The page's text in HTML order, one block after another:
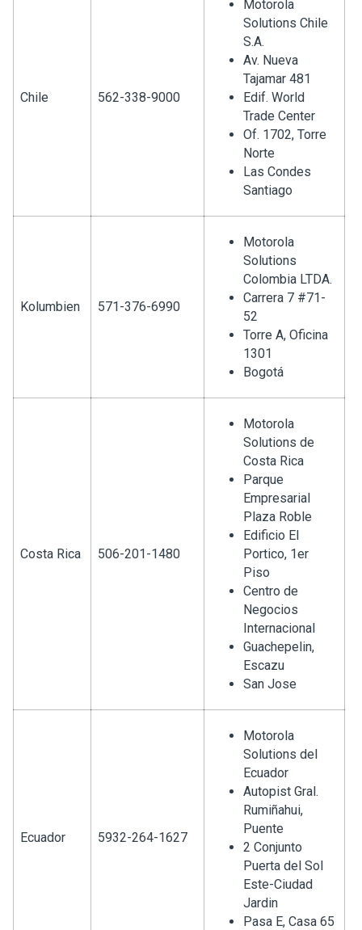
Chile 562-338-9000
Motorola
Solutions Chile
S.A.
Av. Nueva
Tajamar 481
Edif. World
Trade Center
Of. 1702, Torre
Norte
Las Condes
Santiago
Kolumbien 571-376-6990
Motorola
Solutions
Colombia LTDA.
Carrera 7 #71-
52
Torre A, Oficina
1301
Bogotá
Costa Rica 506-201-1480
Motorola
Solutions de
Costa Rica
Parque
Empresarial
Plaza Roble
Edificio El
Portico, 1er
Piso
Centro de
Negocios
Internacional
Guachepelin,
Escazu
San Jose
Ecuador 5932-264-1627
Motorola
Solutions del
Ecuador
Autopist Gral.
Rumiñahui,
Puente
2 Conjunto
Puerta del Sol
Este-Ciudad
Jardin
Pasa E, Casa 65